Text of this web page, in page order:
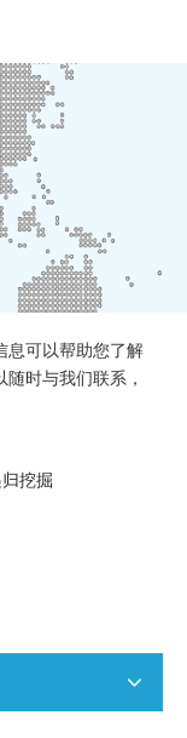
息可以帮助您了解
时与我们联系，
挖掘